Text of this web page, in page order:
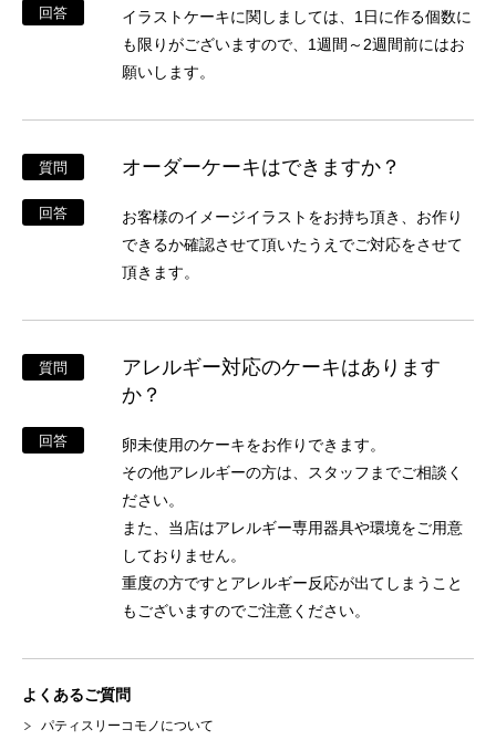
回答
イラストケーキに関しましては、1日に作る個数に
も限りがございますので、1週間～2週間前にはお
願いします。
質問 オーダーケーキはできますか？
回答
お客様のイメージイラストをお持ち頂き、お作り
できるか確認させて頂いたうえでご対応をさせて
頂きます。
質問
アレルギー対応のケーキはあります
か？
回答
卵未使用のケーキをお作りできます。
その他アレルギーの方は、スタッフまでご相談く
ださい。
また、当店はアレルギー専用器具や環境をご用意
しておりません。
重度の方ですとアレルギー反応が出てしまうこと
もございますのでご注意ください。
よくあるご質問
パティスリーコモノについて